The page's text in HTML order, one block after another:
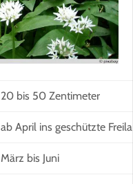
20 bis 50 Zentimeter
ab April ins geschützte
März bis Juni